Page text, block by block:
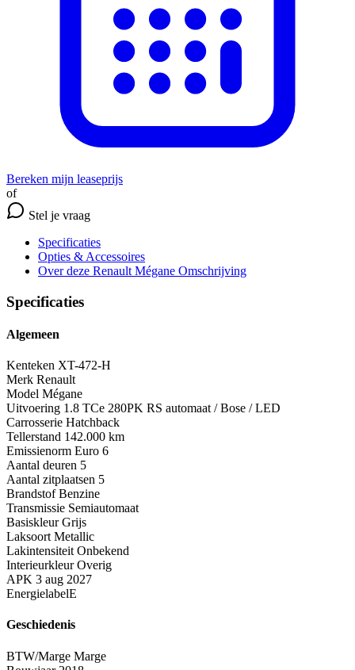
Bereken mijn leaseprijs
of
Stel je vraag
Specificaties
Opties & Accessoires
Over deze Renault Mégane Omschrijving
Specificaties
Algemeen
Kenteken XT-472-H
Merk Renault
Model Mégane
Uitvoering 1.8 TCe 280PK RS automaat / Bose / LED
Carrosserie Hatchback
Tellerstand 142.000 km
Emissienorm Euro 6
Aantal deuren 5
Aantal zitplaatsen 5
Brandstof Benzine
Transmissie Semiautomaat
Basiskleur Grijs
Laksoort Metallic
Lakintensiteit Onbekend
Interieurkleur Overig
APK 3 aug 2027
EnergielabelE
Geschiedenis
BTW/Marge Marge